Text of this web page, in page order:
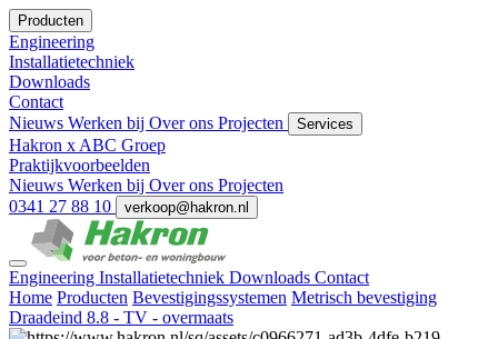
Producten
Engineering
Installatietechniek
Downloads
Contact
Nieuws Werken bij Over ons Projecten Services
Hakron x ABC Groep
Praktijkvoorbeelden
Nieuws Werken bij Over ons Projecten
0341 27 88 10
verkoop@hakron.nl
Engineering Installatietechniek Downloads Contact
Home Producten Bevestigingssystemen Metrisch bevestiging
Draadeind 8.8 - TV - overmaats